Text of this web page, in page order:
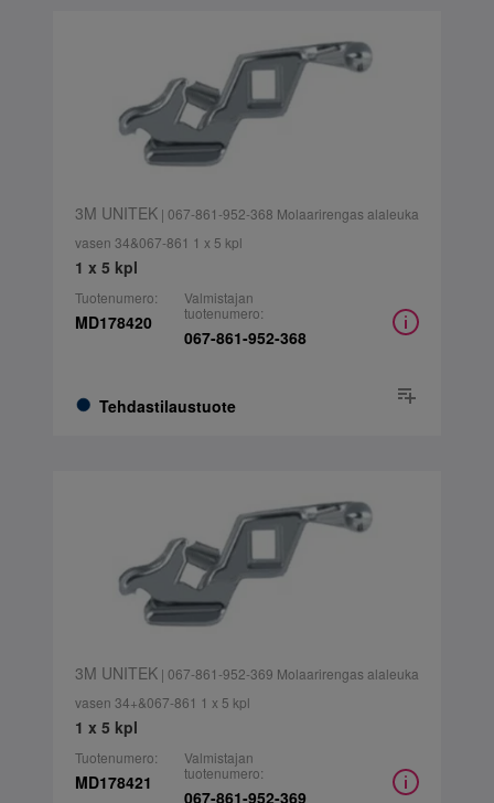
3M UNITEK| 067-861-952-368 Molaarirengas alaleuka
vasen 34&067-861 1 x 5 kpl
1 x 5 kpl
Tuotenumero:
MD178420
Tehdastilaustuote
Valmistajan
tuotenumero:
067-861-952-368
3M UNITEK| 067-861-952-369 Molaarirengas alaleuka
vasen 34+&067-861 1 x 5 kpl
1 x 5 kpl
Tuotenumero:
MD178421
Valmistajan
tuotenumero:
067-861-952-369